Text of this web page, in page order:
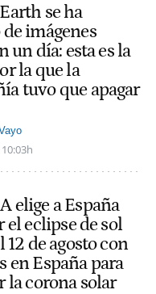
se ha
imágenes
un día: esta es la
la que la
tuvo que apagar
10:03h
elige a España
el eclipse de sol
12 de agosto con
en España para
la corona solar